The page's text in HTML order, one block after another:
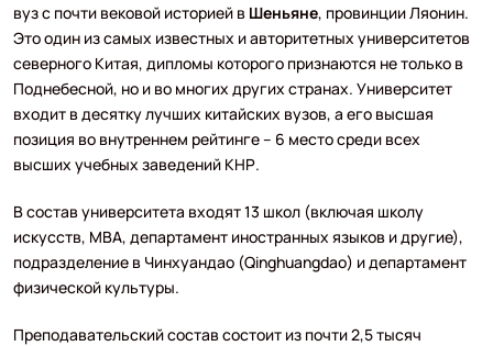
вуз с почти вековой историей в Шеньяне, провинции Ляонин.
Это один из самых известных и авторитетных университетов
северного Китая, дипломы которого признаются не только в
Поднебесной, но и во многих других странах. Университет
входит в десятку лучших китайских вузов, а его высшая
позиция во внутреннем рейтинге – 6 место среди всех
высших учебных заведений КНР.
В состав университета входят 13 школ (включая школу
искусств, MBA, департамент иностранных языков и другие),
подразделение в Чинхуандао (Qinghuangdao) и департамент
физической культуры.
Преподавательский состав состоит из почти 2,5 тысяч